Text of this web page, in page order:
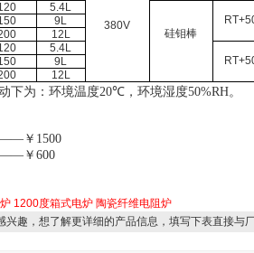
380V
5.4L
硅钼棒
9L
12L
5.4L
9L
12L
下为：环境温度20℃，环境湿度50%RH。
￥1500
￥600
1200度箱式电炉 陶瓷纤维电阻炉
兴趣，想了解更详细的产品信息，填写下表直接与